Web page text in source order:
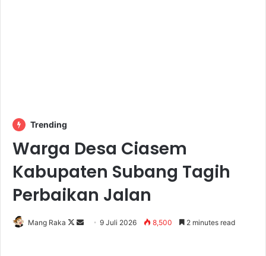
Trending
Warga Desa Ciasem
Kabupaten Subang Tagih
Perbaikan Jalan
Mang Raka
Follow
Send9 Juli 2026 8,500 2 minutes read